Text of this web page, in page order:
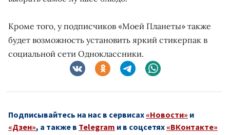
Кроме того, у подписчиков «Моей Планеты» также
будет возможность установить яркий стикерпак в
социальной сети Одноклассники.
Подписывайтесь на нас в сервисах «Новости» и
«Дзен», а также в Telegram и в соцсетях «ВКонтакте»